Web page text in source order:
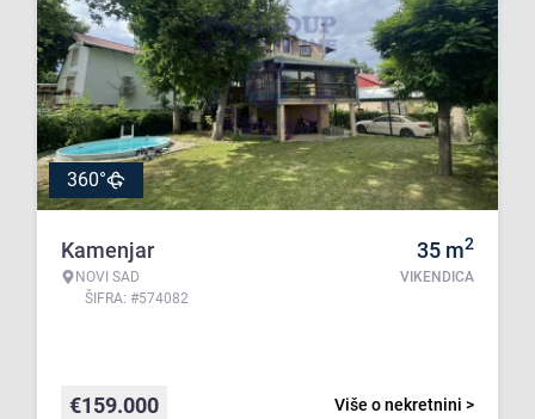
360°
Kamenjar
NOVI SAD
ŠIFRA: #574082
35 m2
VIKENDICA
Više o nekretnini >
€159.000